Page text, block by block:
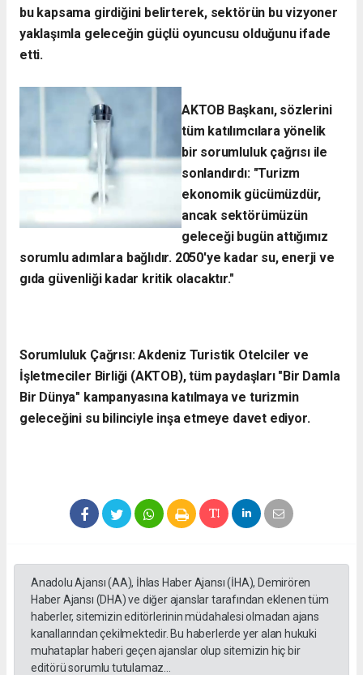
bu kapsama girdiğini belirterek, sektörün bu vizyoner
yaklaşımla geleceğin güçlü oyuncusu olduğunu ifade
etti.
​AKTOB Başkanı, sözlerini
tüm katılımcılara yönelik
bir sorumluluk çağrısı ile
sonlandırdı: "Turizm
ekonomik gücümüzdür,
ancak sektörümüzün
geleceği bugün attığımız
sorumlu adımlara bağlıdır. 2050'ye kadar su, enerji ve
gıda güvenliği kadar kritik olacaktır."
​Sorumluluk Çağrısı: Akdeniz Turistik Otelciler ve
İşletmeciler Birliği (AKTOB), tüm paydaşları "Bir Damla
Bir Dünya" kampanyasına katılmaya ve turizmin
geleceğini su bilinciyle inşa etmeye davet ediyor.
Anadolu Ajansı (AA), İhlas Haber Ajansı (İHA), Demirören
Haber Ajansı (DHA) ve diğer ajanslar tarafından eklenen tüm
haberler, sitemizin editörlerinin müdahalesi olmadan ajans
kanallarından çekilmektedir. Bu haberlerde yer alan hukuki
muhataplar haberi geçen ajanslar olup sitemizin hiç bir
editörü sorumlu tutulamaz...